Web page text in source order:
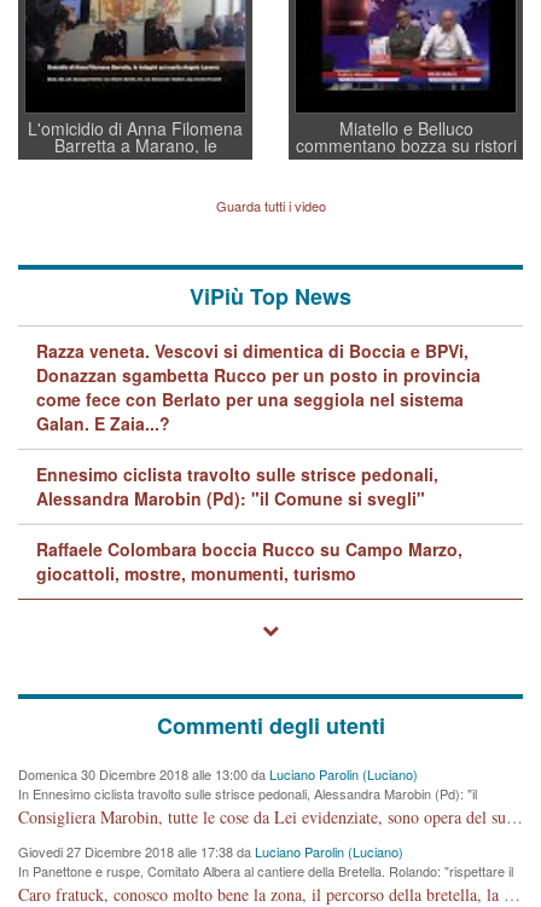
L'omicidio di Anna Filomena
Barretta a Marano, le
indagini dei carabinieri di
quelle di... Barbara D'Urso
Miatello e Belluco
commentano bozza su ristori
BPVi e Veneto Banca
Guarda tutti i video
ViPiù Top News
Razza veneta. Vescovi si dimentica di Boccia e BPVi,
Donazzan sgambetta Rucco per un posto in provincia
come fece con Berlato per una seggiola nel sistema
Galan. E Zaia...?
Ennesimo ciclista travolto sulle strisce pedonali,
Alessandra Marobin (Pd): "il Comune si svegli"
Raffaele Colombara boccia Rucco su Campo Marzo,
giocattoli, mostre, monumenti, turismo
Commenti degli utenti
Domenica 30 Dicembre 2018 alle 13:00 daLuciano Parolin (Luciano)
In Ennesimo ciclista travolto sulle strisce pedonali, Alessandra Marobin (Pd): "il
Comune si svegli"
Consigliera Marobin, tutte le cose da Lei evidenziate, sono opera del suo ex Assessore e compagno di Partito Antonio Marco Dalla Pozza Assessore alla "progettazione" di piste ciclabili e altre porcherie. A lui manderei il conto da saldare per incidenti e danni alle persone. E' ora che "finiamola." Avete perso rassegnatevi. qui IL SINDACO RUCCO NON C'ENTRA PER NIENTE. CAPITO!!!!!!!! Amen.
Giovedi 27 Dicembre 2018 alle 17:38 daLuciano Parolin (Luciano)
In Panettone e ruspe, Comitato Albera al cantiere della Bretella. Rolando: "rispettare il
cronoprogramma"
Caro fratuck, conosco molto bene la zona, il percorso della bretella, la situazione dei cittadini, abito in Viale Trento. A partire dal 2003 ho partecipato al Comitato di Maddalene pro bretella, e a riunioni propositive per apportare modifiche al progetto. Numerose mie foto del territorio sono arrivate a Roma, altri miei interventi (non graditi dalla Sx) sono stati pubblicati dal GdV, assieme ad altri come Ciro Asproso, ora favorevole alla bretella. Ho partecipato alla raccolta firme per la chiusura della strada x 5 giorni eseguita dal Sindaco Hullwech per sforamento 180 Micro/g. Pertanto come impegno per la tematica sono apposto con la coscienza. Ora il Progetto è partito, fine! Voglio dire che la nuova Giunta "comunale" non c'entra più. L'opera sarà "malauguratamente" eseguita, ma non con il mio placet. Il Consigliere Comunale dovrebbe capire che la campagna elettorale è finita, con buona pace di tutti. Quello che invece dovrebbe interessare è la proprietà della strada, dall'uscita autostradale Ovest, sino alla Rotatoria dell'Albara, vi sono tre possessori: Autostrade SpA; La Provincia, il Comune. Come la mettiamo per il futuro ? I costi, da 50 sono saliti a 100 milioni di € come dire 20 milioni a KM (!) da non credere. Comunque si farà. Ma nessuno canti Vittoria, anzi meglio non farne un ulteriore fatto "partitico" per questioni elettorali o di seggio. Se mi manda la sua mail, sono disponibile ad inviare i documenti e le foto sopra descritte. Con ossequi, Luciano Parolin